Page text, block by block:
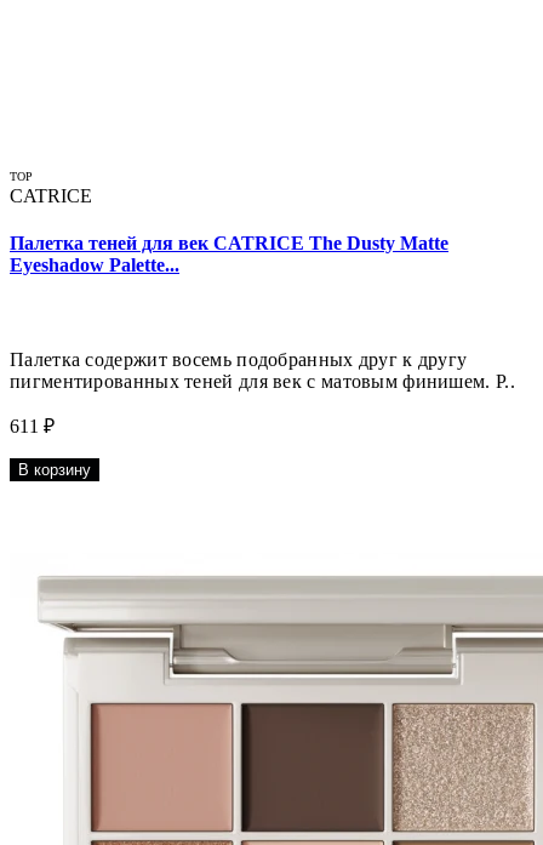
TOP
CATRICE
Палетка теней для век CATRICE The Dusty Matte
Eyeshadow Palette...
Палетка содержит восемь подобранных друг к другу
пигментированных теней для век с матовым финишем. Р..
611 ₽
В корзину